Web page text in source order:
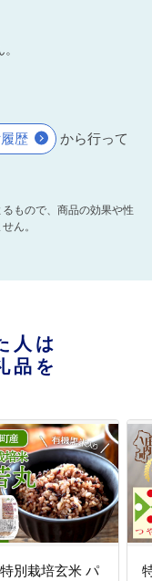
歴
から行って
もので、商品の効果や性
ん。
人は
品を
別栽培玄米 パ